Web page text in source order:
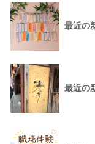
最近の
最近の